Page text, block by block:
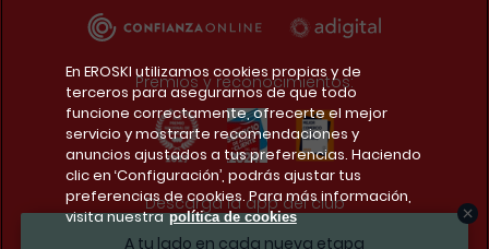
A tu lado en cada nueva etapa
Premios y reconocimientos:
Descarga la app del club
En EROSKI utilizamos cookies propias y de
terceros para asegurarnos de que todo
funcione correctamente, ofrecerte el mejor
servicio y mostrarte recomendaciones y
anuncios ajustados a tus preferencias. Haciendo
clic en ‘Configuración’, podrás ajustar tus
preferencias de cookies. Para más información,
visita nuestra política de cookies